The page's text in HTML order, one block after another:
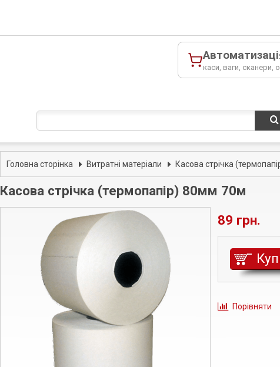
каси, ваги, сканери,
Головна сторінка Витратні матеріали Касова стрічка
Касова стрічка (термопапір) 80мм 70м
89 грн.
Порівняти